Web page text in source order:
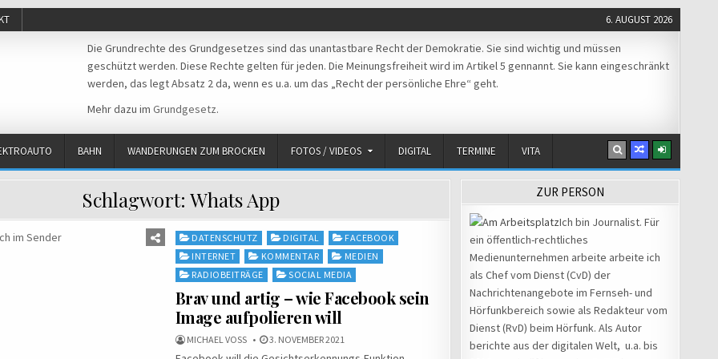
6. AUGUST 2026
Die Grundrechte des Grundgesetzes sind das unantastbare Recht der Demokratie. Sie sind wichtig und müssen
geschützt werden. Diese Rechte gelten für jeden. Die Meinungsfreiheit wird im Artikel 5 gennannt. Sie kann eingeschränkt
werden, das legt Absatz 2 da, wenn es u.a. um das „Recht der persönliche Ehre“ geht.
Mehr dazu im Grundgesetz.
BAHN WANDERUNGEN ZUM BROCKEN FOTOS / VIDEOS DIGITAL TERMINE VITA
Schlagwort: Whats App
Posted
in
DATENSCHUTZ DIGITAL
FACEBOOK
INTERNET
KOMMENTAR
MEDIEN
RADIOBEITRÄGE
SOCIAL MEDIA
Brav und artig – wie Facebook sein
Image aufpolieren will
MICHAEL VOSS 3. NOVEMBER 2021
ZUR PERSON
Ich bin Journalist. Für
ein öffentlich-rechtliches
Medienunternehmen arbeite arbeite ich
als Chef vom Dienst (CvD) der
Nachrichtenangebote im Fernseh- und
Hörfunkbereich sowie als Redakteur vom
Dienst (RvD) beim Hörfunk. Als Autor
berichte aus der digitalen Welt, u.a. bis